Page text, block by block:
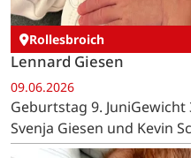
Rollesbroich
Lennard Giesen
09.06.2026
Geburtstag 9.
Svenja Giesen und Kevin